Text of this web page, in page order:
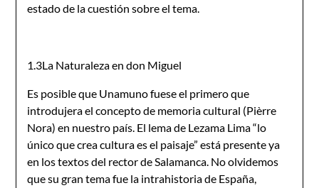
estado de la cuestión sobre el tema.
1.3La Naturaleza en don Miguel
Es posible que Unamuno fuese el primero que
introdujera el concepto de memoria cultural (Pièrre
Nora) en nuestro país. El lema de Lezama Lima “lo
único que crea cultura es el paisaje” está presente ya
en los textos del rector de Salamanca. No olvidemos
que su gran tema fue la intrahistoria de España,